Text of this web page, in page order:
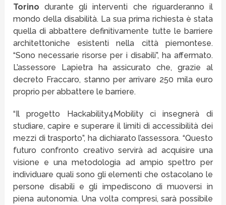
Torino durante gli interventi che riguarderanno il
mondo della disabilità. La sua prima richiesta è stata
quella di abbattere definitivamente tutte le barriere
architettoniche esistenti nella città piemontese.
“Sono necessarie risorse per i disabili”, ha affermato.
L’assessore Lapietra ha assicurato che, grazie al
decreto Fraccaro, stanno per arrivare 250 mila euro
proprio per abbattere le barriere.
“Il progetto Hackability4Mobility ci insegnerà di
studiare, capire e superare il limiti di accessibilità dei
mezzi di trasporto”, ha dichiarato l’assessora. “Questo
futuro confronto creativo servirà ad acquisire una
visione e una metodologia ad ampio spettro per
individuare quali sono gli elementi che ostacolano le
persone disabili e gli impediscono di muoversi in
piena autonomia. Una volta compresi, sarà possibile